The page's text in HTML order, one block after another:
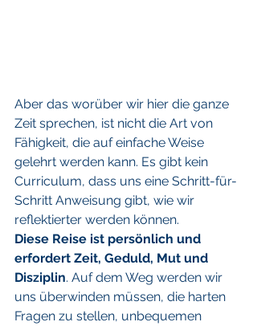
Aber das worüber wir hier die ganze
Zeit sprechen, ist nicht die Art von
Fähigkeit, die auf einfache Weise
gelehrt werden kann. Es gibt kein
Curriculum, dass uns eine Schritt-für-
Schritt Anweisung gibt, wie wir
reflektierter werden können.
Diese Reise ist persönlich und
erfordert Zeit, Geduld, Mut und
Disziplin. Auf dem Weg werden wir
uns überwinden müssen, die harten
Fragen zu stellen, unbequemen